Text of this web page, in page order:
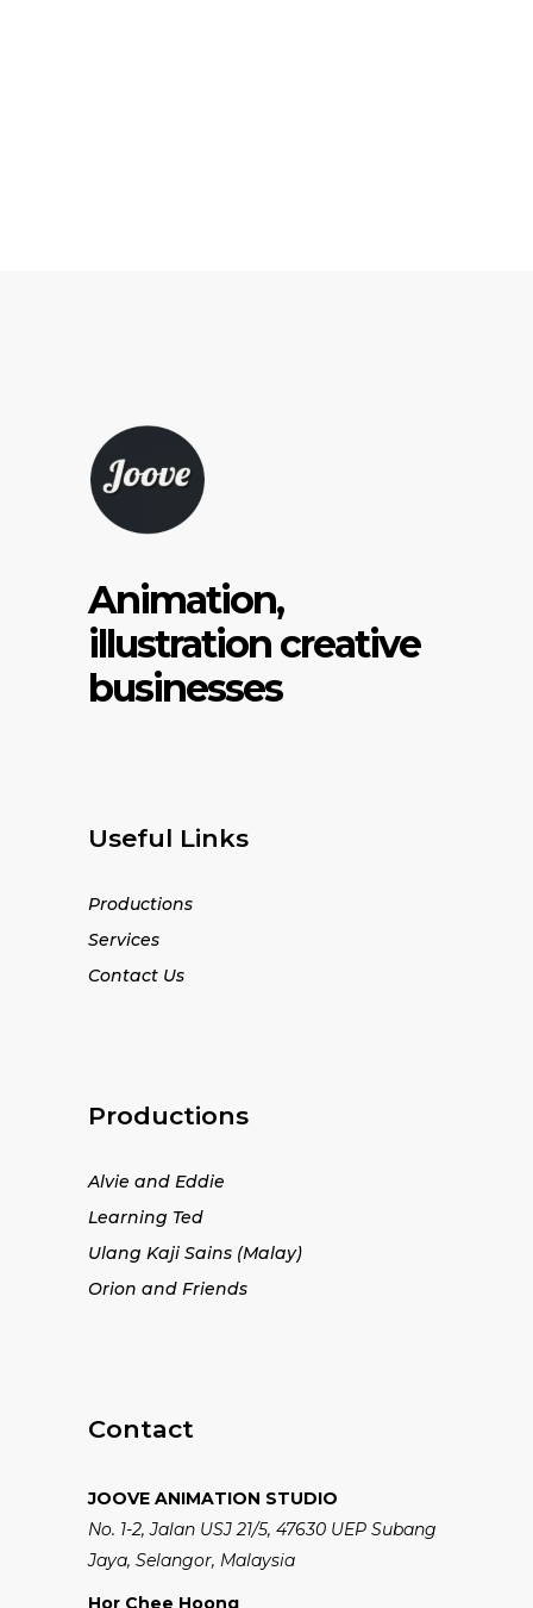
Animation,
illustration creative
businesses
Useful Links
Productions
Services
Contact Us
Productions
Alvie and Eddie
Learning Ted
Ulang Kaji Sains (Malay)
Orion and Friends
Contact
JOOVE ANIMATION STUDIO
No. 1-2, Jalan USJ 21/5, 47630 UEP Subang
Jaya, Selangor, Malaysia
Hor Chee Hoong